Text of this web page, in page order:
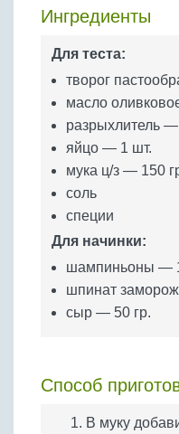
Крупы
Ингредиенты
Для теста:
творог
масло
разрыхлитель —
яйцо — 1 шт.
мука ц/з — 150
соль
специи
Для начинки:
шампиньоны —
шпинат
сыр — 50 гр.
Способ
В муку